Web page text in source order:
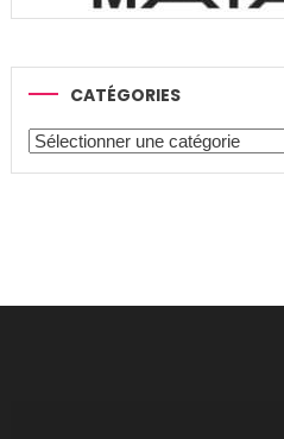
CATÉGORIES
Catégories